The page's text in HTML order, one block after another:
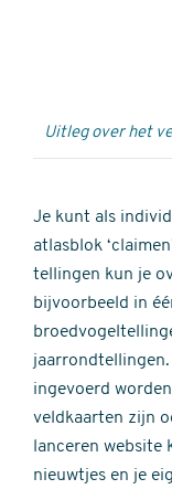
Uitleg over het
Je kunt als
atlasblok
tellingen kun je
bijvoorbeeld in
ingevoerd
veldkaarten zijn
lanceren website
nieuwtjes en je